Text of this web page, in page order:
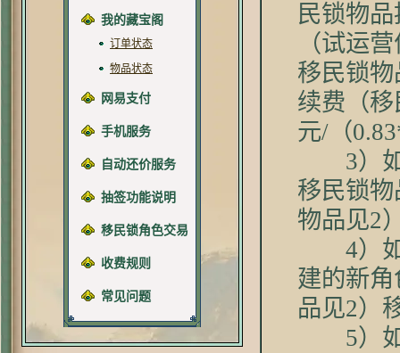
我的藏宝阁
订单状态
物品状态
网易支付
手机服务
自动还价服务
抽签功能说明
移民锁角色交易
收费规则
常见问题
民锁物
（试运
移民锁
续费（
元/（
3）如
移民锁
物品见2
4）
建的新
品见2）
5）如